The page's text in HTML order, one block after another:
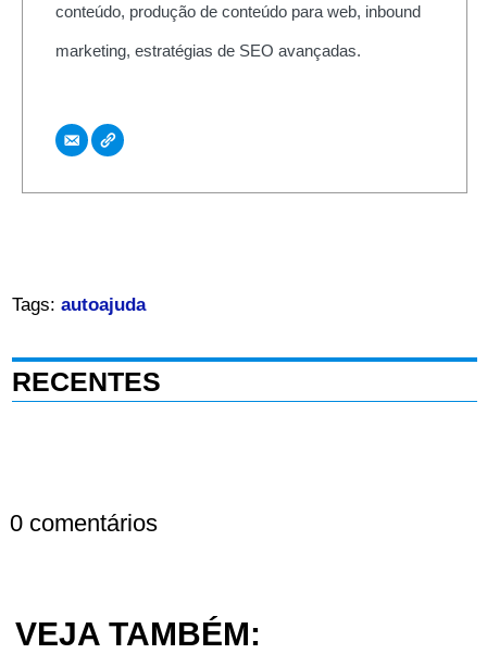
conteúdo, produção de conteúdo para web, inbound
marketing, estratégias de SEO avançadas.
Tags: autoajuda
RECENTES
0 comentários
VEJA TAMBÉM: